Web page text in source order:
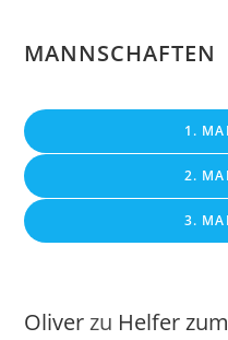
MANNSCHAFTEN
1.
2.
3.
Oliverzu Helfer